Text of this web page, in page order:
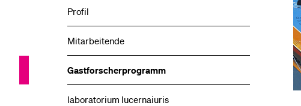
Veranstaltungen
Profil
Mitarbeitende
Gastforscherprogramm
laboratorium lucernaiuris